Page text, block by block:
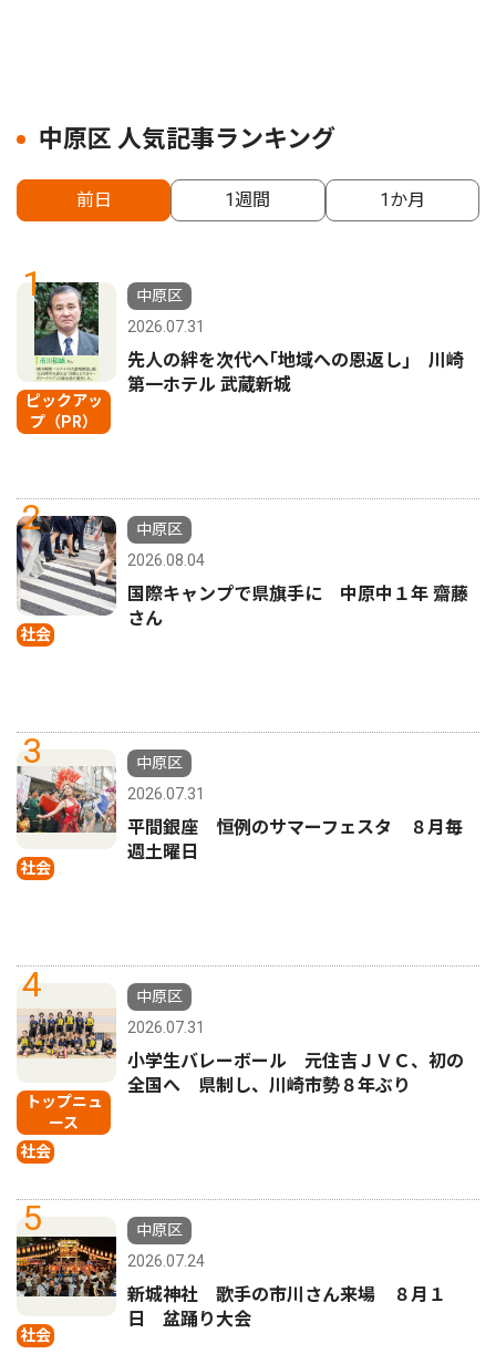
中原区 人気記事ランキング
前日 1週間 1か月
1
ピックアッ
プ（PR）
中原区
2026.07.31
先人の絆を次代へ｢地域への恩返し｣ 川崎
第一ホテル 武蔵新城
2
社会
中原区
2026.08.04
国際キャンプで県旗手に 中原中１年 齋藤
さん
3
社会
中原区
2026.07.31
平間銀座 恒例のサマーフェスタ ８月毎
週土曜日
4
トップニュ
ース
社会
中原区
2026.07.31
小学生バレーボール 元住吉ＪＶＣ、初の
全国へ 県制し、川崎市勢８年ぶり
5
社会
中原区
2026.07.24
新城神社 歌手の市川さん来場 ８月１
日 盆踊り大会